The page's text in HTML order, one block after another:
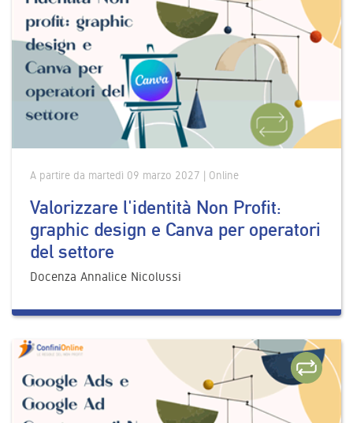
A partire da martedì 09 marzo 2027 | Online
Valorizzare l'identità Non Profit:
graphic design e Canva per operatori
del settore
Docenza Annalice Nicolussi